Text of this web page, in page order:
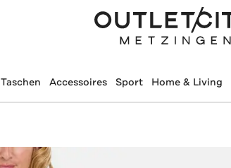
Taschen Accessoires Sport Home & Living